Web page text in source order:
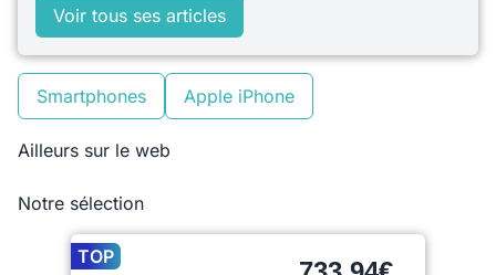
Voir tous ses articles
Smartphones Apple iPhone
Ailleurs sur le web
Notre sélection
TOP